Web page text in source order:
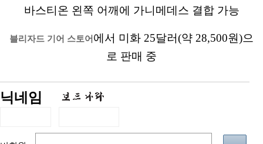
바스티온 왼쪽 어깨에 가니메데스 결합 가능
블리자드 기어 스토어 에서 미화 25달러(약 28,500원)으
로 판매 중
닉네임